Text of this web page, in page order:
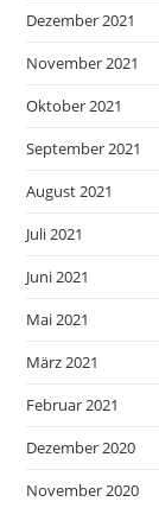
Dezember 2021
November 2021
Oktober 2021
September 2021
August 2021
Juli 2021
Juni 2021
Mai 2021
März 2021
Februar 2021
Dezember 2020
November 2020